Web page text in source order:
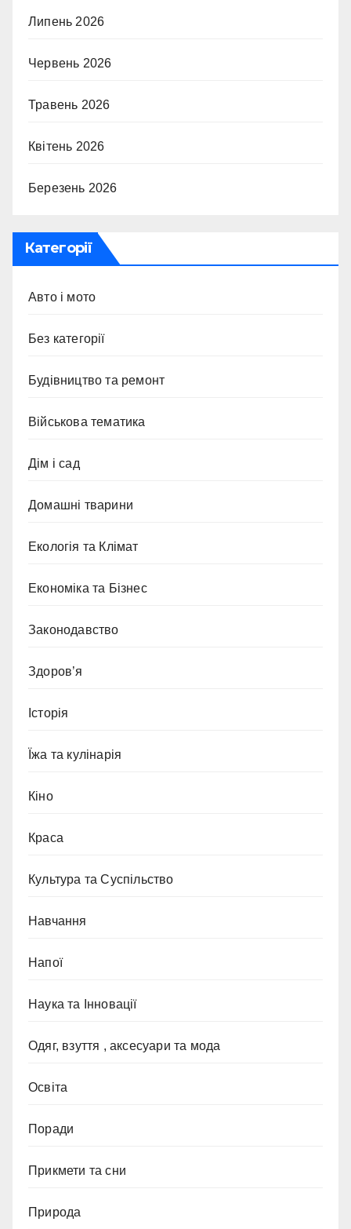
Липень 2026
Червень 2026
Травень 2026
Квітень 2026
Березень 2026
Категорії
Авто і мото
Без категорії
Будівництво та ремонт
Військова тематика
Дім і сад
Домашні тварини
Екологія та Клімат
Економіка та Бізнес
Законодавство
Здоров’я
Історія
Їжа та кулінарія
Кіно
Краса
Культура та Суспільство
Навчання
Напої
Наука та Інновації
Одяг, взуття , аксесуари та мода
Освіта
Поради
Прикмети та сни
Природа